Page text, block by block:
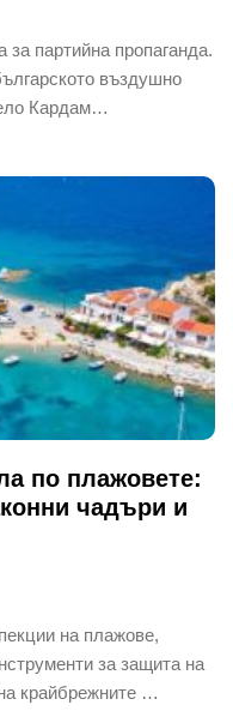
за партийна пропаганда.
въздушно
Кардам…
по плажовете:
чадъри и
на плажове,
за защита на
крайбрежните …